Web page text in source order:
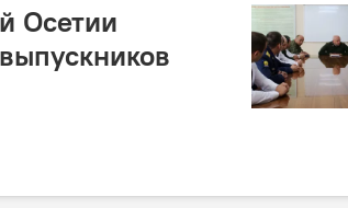
Осетии